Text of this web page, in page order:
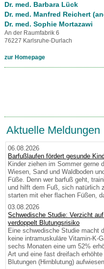
Dr. med. Barbara Lück
Dr. med. Manfred Reichert
Dr. med. Sophie Mortazawi
An der Raumfabrik 6
76227 Karlsruhe-Durlach
zur Homepage
Aktuelle Meldungen
06.08.2026
Barfußlaufen fördert gesunde
Kinder ziehen im Sommer gerne
Wiesen, Sand und Waldboden
Füße. Denn wer barfuß geht,
und hilft dem Fuß, sich natürlich
starten mit eher flachen Füßen,
03.08.2026
Schwedische Studie: Verzicht
verdoppelt Blutungsrisiko
Eine schwedische Studie macht
keine intramuskuläre Vitamin-K-
sechs Monaten eine um 52%
Art und eine fast dreifach
Blutungen (Hirnblutung) aufwiesen.